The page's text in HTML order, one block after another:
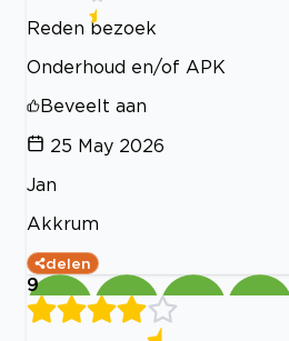
Reden bezoek
Onderhoud en/of APK
Beveelt aan
25 May 2026
Jan
Akkrum
delen
9